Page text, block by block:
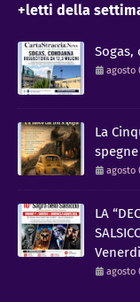
+letti della
Sogas,
agosto
La
spegne
agosto
LA
agosto